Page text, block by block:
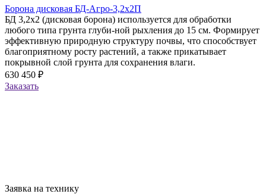
Борона дисковая БД-Агро-3,2х2П
БД 3,2х2 (дисковая борона) используется для обработки
любого типа грунта глуби-ной рыхления до 15 см. Формирует
эффективную природную структуру почвы, что способствует
благоприятному росту растений, а также прикатывает
покрывной слой грунта для сохранения влаги.
630 450 ₽
Заказать
Заявка на технику